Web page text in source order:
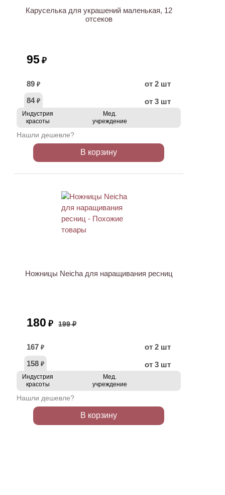
Каруселька для украшений маленькая, 12
отсеков
95 ₽
89 ₽
от 2 шт
84 ₽ от 3 шт
Индустрия
красоты
Мед.
учреждение
Нашли дешевле?
В корзину
Ножницы Neicha для наращивания ресниц
180 ₽ 199 ₽
167 ₽
от 2 шт
158 ₽ от 3 шт
Индустрия
красоты
Мед.
учреждение
Нашли дешевле?
В корзину